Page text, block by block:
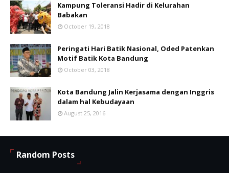
Kampung Toleransi Hadir di Kelurahan
Babakan
October 19, 2018
Peringati Hari Batik Nasional, Oded Patenkan
Motif Batik Kota Bandung
October 03, 2018
Kota Bandung Jalin Kerjasama dengan Inggris
dalam hal Kebudayaan
August 25, 2016
Random Posts